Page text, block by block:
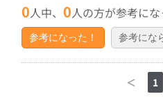
0人中、0人の方が参考にな
参考になった！ 参考にな
＜ 1